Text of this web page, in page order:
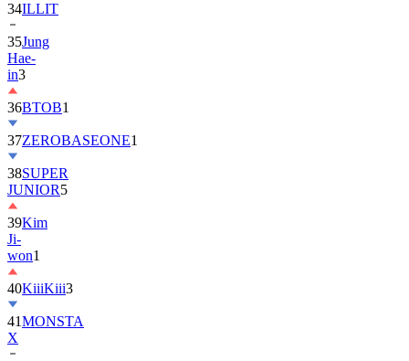
34ILLIT
35Jung
Hae-
in3
36BTOB1
37ZEROBASEONE1
38SUPER
JUNIOR5
39Kim
Ji-
won1
40KiiiKiii3
41MONSTA
X